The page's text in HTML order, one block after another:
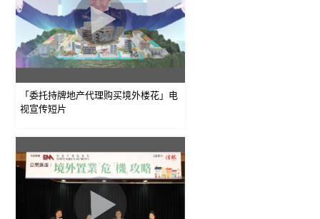
「委托持牌地产代理购买境外楼花」电
视宣传短片